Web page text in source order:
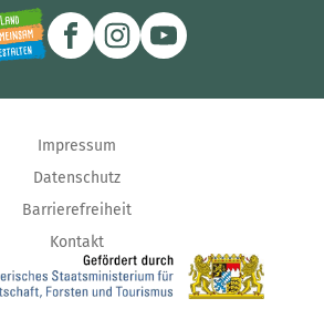
Impressum
Datenschutz
Barrierefreiheit
Kontakt